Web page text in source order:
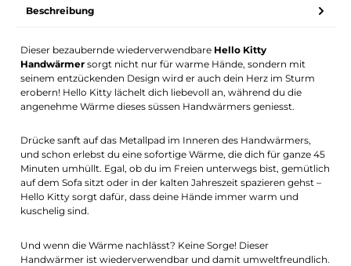
Beschreibung
Dieser bezaubernde wiederverwendbare Hello Kitty
Handwärmer sorgt nicht nur für warme Hände, sondern mit
seinem entzückenden Design wird er auch dein Herz im Sturm
erobern! Hello Kitty lächelt dich liebevoll an, während du die
angenehme Wärme dieses süssen Handwärmers geniesst.
Drücke sanft auf das Metallpad im Inneren des Handwärmers,
und schon erlebst du eine sofortige Wärme, die dich für ganze 45
Minuten umhüllt. Egal, ob du im Freien unterwegs bist, gemütlich
auf dem Sofa sitzt oder in der kalten Jahreszeit spazieren gehst –
Hello Kitty sorgt dafür, dass deine Hände immer warm und
kuschelig sind.
Und wenn die Wärme nachlässt? Keine Sorge! Dieser
Handwärmer ist wiederverwendbar und damit umweltfreundlich.